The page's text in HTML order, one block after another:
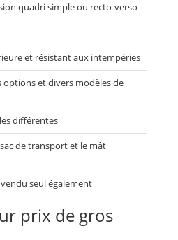
quadri simple ou recto-verso
et résistant aux intempéries
options et divers modèles de
différentes
de transport et le mât
seul également
prix de gros